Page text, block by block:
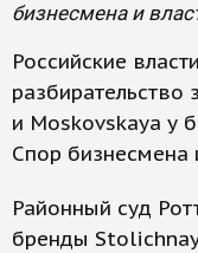
бизнесмена и
Российские
и Moskovskaya у
Спор бизнесмена
Районный суд
бренды